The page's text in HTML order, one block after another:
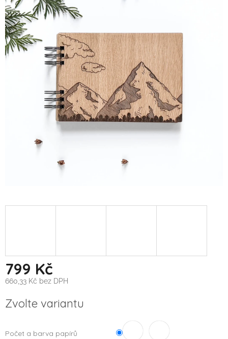
5
hvězdiček.
799 Kč
660,33 Kč bez DPH
cena:
Zvolte variantu
Počet a barva papírů